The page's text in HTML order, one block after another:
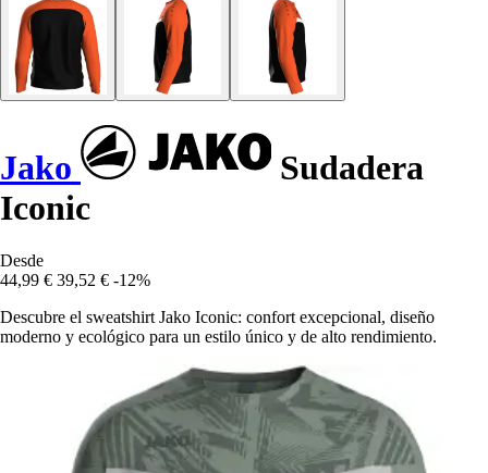
Jako
Sudadera
Iconic
Desde
44,99 € 39,52 € -12%
Descubre el sweatshirt Jako Iconic: confort excepcional, diseño
moderno y ecológico para un estilo único y de alto rendimiento.